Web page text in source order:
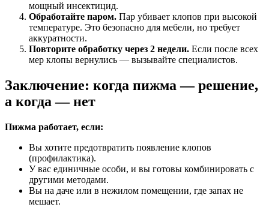
мощный инсектицид.
Обработайте паром. Пар убивает клопов при высокой
температуре. Это безопасно для мебели, но требует
аккуратности.
Повторите обработку через 2 недели. Если после всех
мер клопы вернулись — вызывайте специалистов.
Заключение: когда пижма — решение,
а когда — нет
Пижма работает, если:
Вы хотите предотвратить появление клопов
(профилактика).
У вас единичные особи, и вы готовы комбинировать с
другими методами.
Вы на даче или в нежилом помещении, где запах не
мешает.